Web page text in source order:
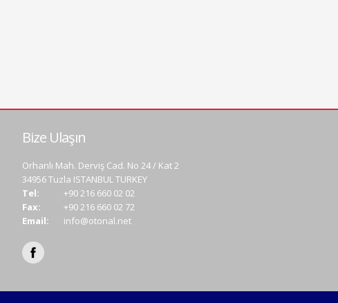
Bize Ulaşın
Orhanlı Mah. Derviş Cad. No 24 / Kat 2
34956 Tuzla ISTANBUL TURKEY
Tel:
+90 216 660 02 02
Fax:
+90 216 660 02 72
Email:
info@otonal.net